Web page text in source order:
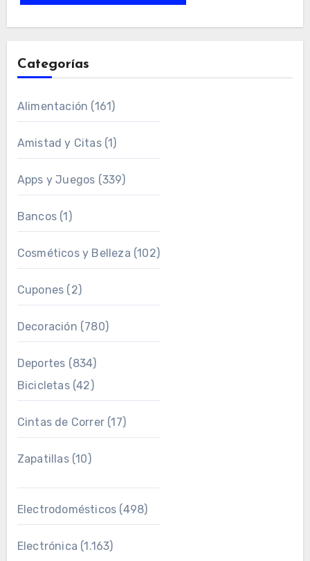
Categorías
Alimentación (161)
Amistad y Citas(1)
Apps y Juegos (339)
Bancos(1)
Cosméticos y Belleza (102)
Cupones (2)
Decoración (780)
Deportes (834)
Bicicletas(42)
Cintas de Correr(17)
Zapatillas(10)
Electrodomésticos (498)
Electrónica (1.163)